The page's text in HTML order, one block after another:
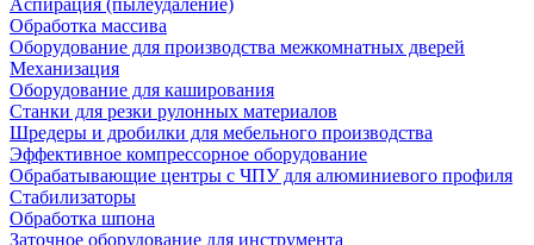
Аспирация (пылеудаление)
Обработка массива
Оборудование для производства межкомнатных дверей
Механизация
Оборудование для каширования
Станки для резки рулонных материалов
Шредеры и дробилки для мебельного производства
Эффективное компрессорное оборудование
Обрабатывающие центры с ЧПУ для алюминиевого профиля
Стабилизаторы
Обработка шпона
Заточное оборудование для инструмента